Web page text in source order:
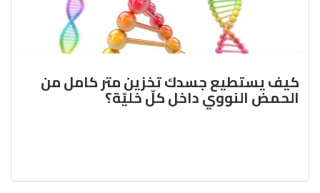
كيف يستطيع جسدك تخزين متر كامل من
الحمض النووي داخل كلّ خليّة؟